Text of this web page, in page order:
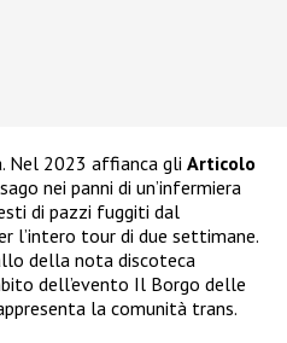
Nel 2023 affianca gli Articolo
nei panni di un’infermiera
di pazzi fuggiti dal
l’intero tour di due settimane.
della nota discoteca
dell’evento Il Borgo delle
la comunità trans.